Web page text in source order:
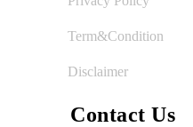
Term&Condition
Disclaimer
Contact Us